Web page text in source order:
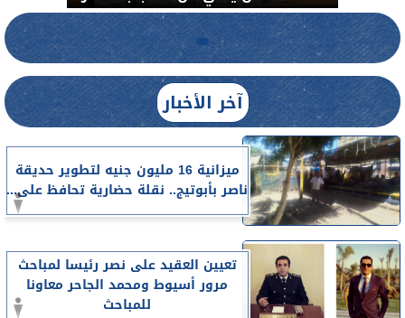
آخر الأخبار
ميزانية 16 مليون جنيه لتطوير حديقة
ناصر بأبوتيج.. نقلة حضارية تحافظ على...
تعيين العقيد على نصر رئيسا لمباحث
مرور أسيوط ومحمد الجاحر معاونا
للمباحث